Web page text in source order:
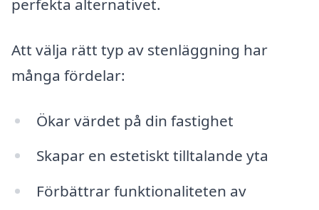
perfekta alternativet.
Att välja rätt typ av stenläggning har
många fördelar:
Ökar värdet på din fastighet
Skapar en estetiskt tilltalande yta
Förbättrar funktionaliteten av